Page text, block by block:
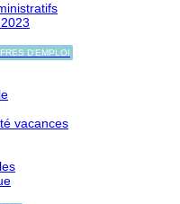
D'EMPLOI
vacances